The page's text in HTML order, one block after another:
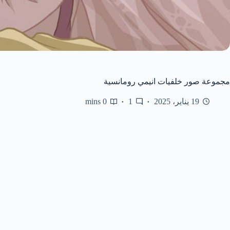
مجموعة صور خلفيات انيمي رومانسية
19 يناير، 2025 1
0 mins